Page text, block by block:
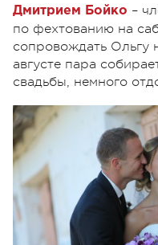
Дмитрием Бойко –
по фехтованию на
сопровождать Ольгу
августе пара
свадьбы, немного